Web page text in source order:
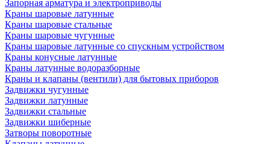
Запорная арматура и электроприводы
Краны шаровые латунные
Краны шаровые стальные
Краны шаровые чугунные
Краны шаровые латунные со спускным устройством
Краны конусные латунные
Краны латунные водоразборные
Краны и клапаны (вентили) для бытовых приборов
Задвижки чугунные
Задвижки латунные
Задвижки стальные
Задвижки шиберные
Затворы поворотные